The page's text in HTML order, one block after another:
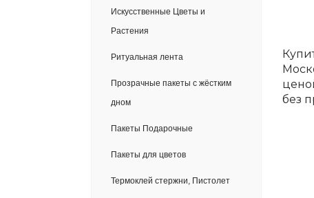
Искусственные Цветы и
Растения
Ритуальная лента
Прозрачные пакеты с жёстким
дном
Пакеты Подарочные
Пакеты для цветов
Термоклей стержни, Пистолет
без